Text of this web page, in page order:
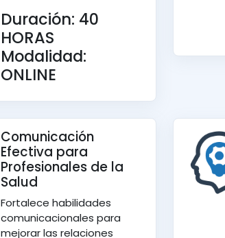
Duración: 40
HORAS
Modalidad:
ONLINE
Comunicación
Efectiva para
Profesionales de la
Salud
Fortalece habilidades
comunicacionales para
mejorar las relaciones